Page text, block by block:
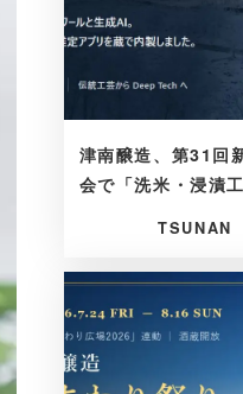
津南醸造、第31回
会で「洗米・浸漬
TSUNAN